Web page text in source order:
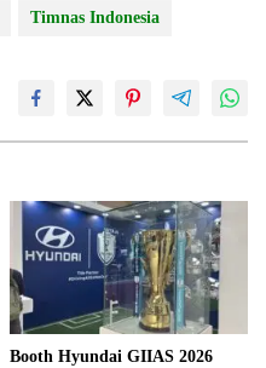
Timnas Indonesia
Booth Hyundai GIIAS 2026